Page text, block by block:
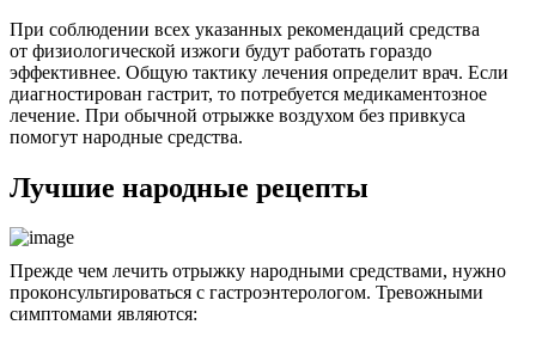
При соблюдении всех указанных рекомендаций средства
от физиологической изжоги будут работать гораздо
эффективнее. Общую тактику лечения определит врач. Если
диагностирован гастрит, то потребуется медикаментозное
лечение. При обычной отрыжке воздухом без привкуса
помогут народные средства.
Лучшие народные рецепты
Прежде чем лечить отрыжку народными средствами, нужно
проконсультироваться с гастроэнтерологом. Тревожными
симптомами являются: